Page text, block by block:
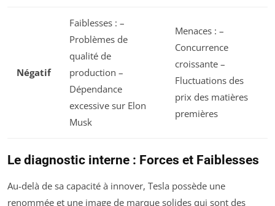
Négatif
Faiblesses : –
Problèmes de
qualité de
production –
Dépendance
excessive sur Elon
Musk
Menaces : –
Concurrence
croissante –
Fluctuations des
prix des matières
premières
Le diagnostic interne : Forces et Faiblesses
Au-delà de sa capacité à innover, Tesla possède une
renommée et une image de marque solides qui sont des